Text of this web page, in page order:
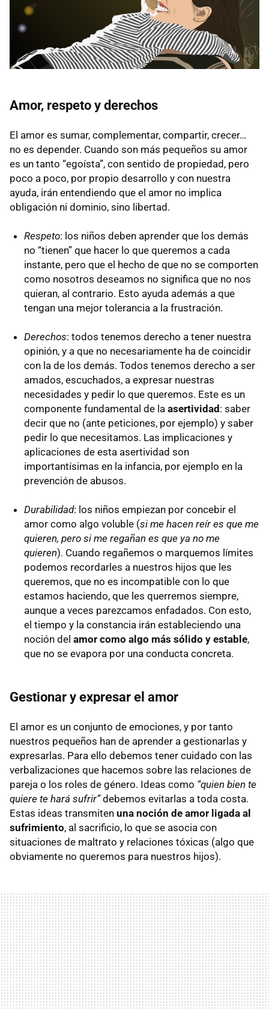
Amor, respeto y derechos
El amor es sumar, complementar, compartir, crecer…
no es depender. Cuando son más pequeños su amor
es un tanto “egoísta”, con sentido de propiedad, pero
poco a poco, por propio desarrollo y con nuestra
ayuda, irán entendiendo que el amor no implica
obligación ni dominio, sino libertad.
Respeto: los niños deben aprender que los demás
no “tienen” que hacer lo que queremos a cada
instante, pero que el hecho de que no se comporten
como nosotros deseamos no significa que no nos
quieran, al contrario. Esto ayuda además a que
tengan una mejor tolerancia a la frustración.
Derechos: todos tenemos derecho a tener nuestra
opinión, y a que no necesariamente ha de coincidir
con la de los demás. Todos tenemos derecho a ser
amados, escuchados, a expresar nuestras
necesidades y pedir lo que queremos. Este es un
componente fundamental de la asertividad : saber
decir que no (ante peticiones, por ejemplo) y saber
pedir lo que necesitamos. Las implicaciones y
aplicaciones de esta asertividad son
importantísimas en la infancia, por ejemplo en la
prevención de abusos.
Durabilidad: los niños empiezan por concebir el
amor como algo voluble (si me hacen reír es que me
quieren, pero si me regañan es que ya no me
quieren). Cuando regañemos o marquemos límites
podemos recordarles a nuestros hijos que les
queremos, que no es incompatible con lo que
estamos haciendo, que les querremos siempre,
aunque a veces parezcamos enfadados. Con esto,
el tiempo y la constancia irán estableciendo una
noción del amor como algo más sólido y estable,
que no se evapora por una conducta concreta.
Gestionar y expresar el amor
El amor es un conjunto de emociones, y por tanto
nuestros pequeños han de aprender a gestionarlas y
expresarlas. Para ello debemos tener cuidado con las
verbalizaciones que hacemos sobre las relaciones de
pareja o los roles de género. Ideas como “quien bien te
quiere te hará sufrir”debemos evitarlas a toda costa.
Estas ideas transmiten una noción de amor ligada al
sufrimiento, al sacrificio, lo que se asocia con
situaciones de maltrato y relaciones tóxicas (algo que
obviamente no queremos para nuestros hijos).